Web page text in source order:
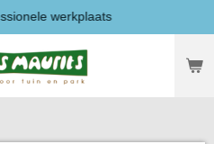
werkplaats